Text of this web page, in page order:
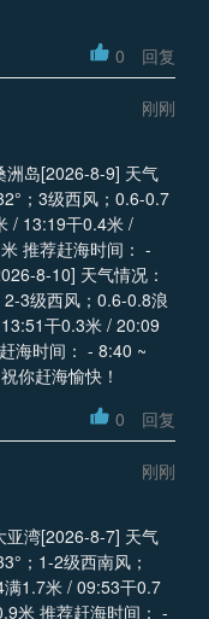
0 回复
刚刚
洲岛[2026-8-9] 天气
；3级西风；0.6-0.7
/ 13:19干0.4米 /
推荐赶海时间： -
2-3级西风；0.6-0.8浪
干0.3米 / 20:09
海时间： - 8:40 ~
你赶海愉快！
0 回复
刚刚
亚湾[2026-8-7] 天气
；1-2级西南风；
1.7米 / 09:53干0.7
米 推荐赶海时间： -